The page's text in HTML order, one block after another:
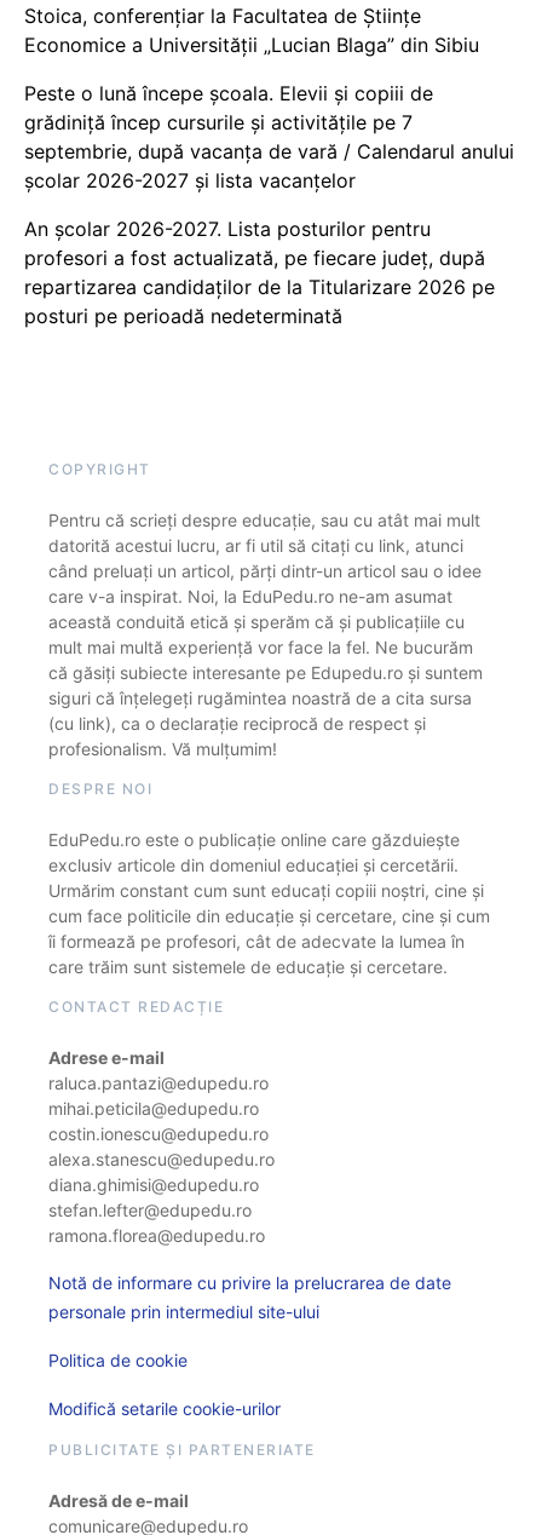
Stoica, conferențiar la Facultatea de Științe
Economice a Universității „Lucian Blaga” din Sibiu
Peste o lună începe școala. Elevii și copiii de
grădiniță încep cursurile și activitățile pe 7
septembrie, după vacanța de vară / Calendarul anului
școlar 2026-2027 și lista vacanțelor
An școlar 2026-2027. Lista posturilor pentru
profesori a fost actualizată, pe fiecare județ, după
repartizarea candidaților de la Titularizare 2026 pe
posturi pe perioadă nedeterminată
COPYRIGHT
Pentru că scrieți despre educație, sau cu atât mai mult
datorită acestui lucru, ar fi util să citați cu link, atunci
când preluați un articol, părți dintr-un articol sau o idee
care v-a inspirat. Noi, la EduPedu.ro ne-am asumat
această conduită etică și sperăm că și publicațiile cu
mult mai multă experiență vor face la fel. Ne bucurăm
că găsiți subiecte interesante pe Edupedu.ro și suntem
siguri că înțelegeți rugămintea noastră de a cita sursa
(cu link), ca o declarație reciprocă de respect și
profesionalism. Vă mulțumim!
DESPRE NOI
EduPedu.ro este o publicație online care găzduiește
exclusiv articole din domeniul educației și cercetării.
Urmărim constant cum sunt educați copiii noștri, cine și
cum face politicile din educație și cercetare, cine și cum
îi formează pe profesori, cât de adecvate la lumea în
care trăim sunt sistemele de educație și cercetare.
CONTACT REDACȚIE
Adrese e-mail
raluca.pantazi@edupedu.ro
mihai.peticila@edupedu.ro
costin.ionescu@edupedu.ro
alexa.stanescu@edupedu.ro
diana.ghimisi@edupedu.ro
stefan.lefter@edupedu.ro
ramona.florea@edupedu.ro
Notă de informare cu privire la prelucrarea de date
personale prin intermediul site-ului
Politica de cookie
Modifică setarile cookie-urilor
PUBLICITATE ȘI PARTENERIATE
Adresă de e-mail
comunicare@edupedu.ro